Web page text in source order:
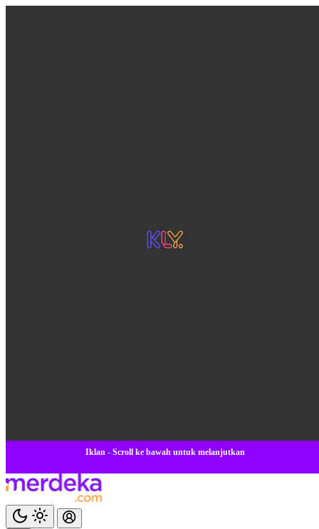
Iklan - Scroll ke bawah untuk melanjutkan